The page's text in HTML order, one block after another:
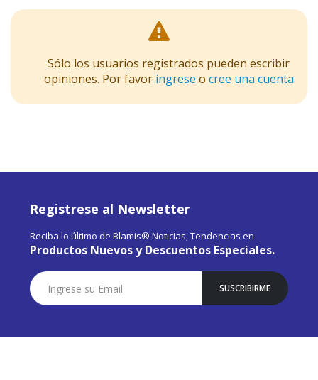
Sólo los usuarios registrados pueden escribir
opiniones. Por favor ingrese o cree una cuenta
Registrese al Newsletter
Reciba lo último de Blamis® Noticias, Tendencias en
Productos Nuevos y Descuentos Especiales.
Suscríbase
a
Nuestro
SUSCRIBIRME